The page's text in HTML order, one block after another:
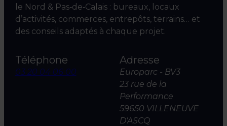
le Nord & Pas‑de‑Calais : bureaux, locaux
d’activités, commerces, entrepôts, terrains… et
des conseils adaptés à chaque projet.
Téléphone
03 20 04 06 00
Adresse
Europarc - BV3
23 rue de la
Performance
59650 VILLENEUVE
D'ASCQ